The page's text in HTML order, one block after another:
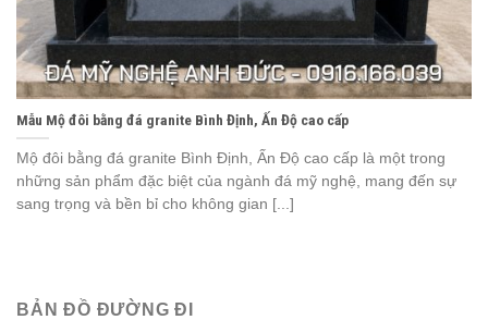
Mẫu Mộ đôi bằng đá granite Bình Định, Ấn Độ cao cấp
Mộ đôi bằng đá granite Bình Định, Ấn Độ cao cấp là một trong
những sản phẩm đặc biệt của ngành đá mỹ nghệ, mang đến sự
sang trọng và bền bỉ cho không gian [...]
BẢN ĐỒ ĐƯỜNG ĐI